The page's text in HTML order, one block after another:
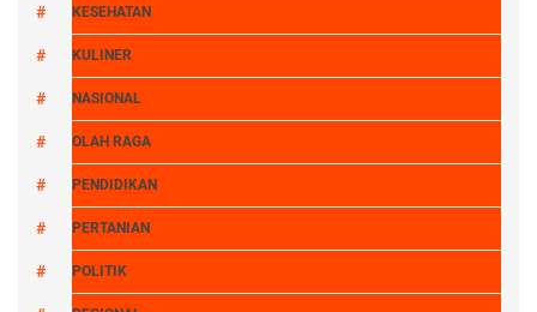
KESEHATAN
KULINER
NASIONAL
OLAH RAGA
PENDIDIKAN
PERTANIAN
POLITIK